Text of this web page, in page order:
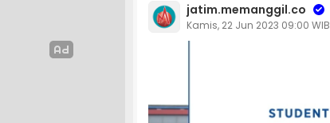
jatim.memanggil.co
Kamis, 22 Jun 2023 09:00 WIB